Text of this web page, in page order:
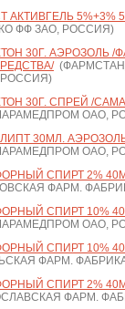
АКТИВГЕЛЬ 5%+3%
ФФ ЗАО, РОССИЯ)
30Г. АЭРОЗОЛЬ /
30Г. СПРЕЙ /
ОАО,
30МЛ.
ОАО,
СПИРТ 2%
ФАРМ.
СПИРТ 10%
ОАО,
СПИРТ 10%
ФАРМ.
СПИРТ 2%
ФАРМ.